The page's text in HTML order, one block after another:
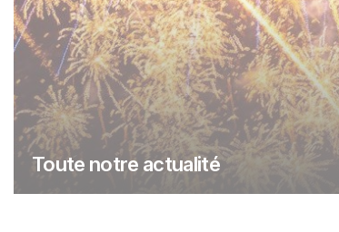
Toute notre actualité